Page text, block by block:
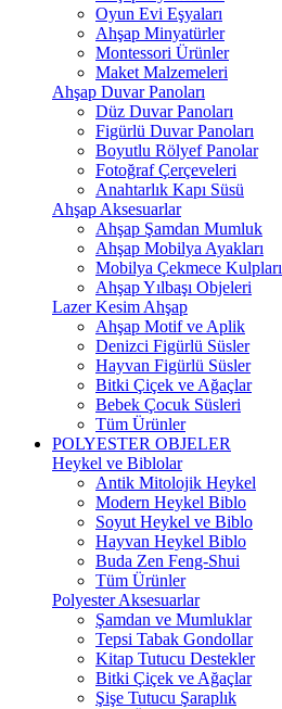
Oyun Evi Eşyaları
Ahşap Minyatürler
Montessori Ürünler
Maket Malzemeleri
Ahşap Duvar Panoları
Düz Duvar Panoları
Figürlü Duvar Panoları
Boyutlu Rölyef Panolar
Fotoğraf Çerçeveleri
Anahtarlık Kapı Süsü
Ahşap Aksesuarlar
Ahşap Şamdan Mumluk
Ahşap Mobilya Ayakları
Mobilya Çekmece Kulpları
Ahşap Yılbaşı Objeleri
Lazer Kesim Ahşap
Ahşap Motif ve Aplik
Denizci Figürlü Süsler
Hayvan Figürlü Süsler
Bitki Çiçek ve Ağaçlar
Bebek Çocuk Süsleri
Tüm Ürünler
POLYESTER OBJELER
Heykel ve Biblolar
Antik Mitolojik Heykel
Modern Heykel Biblo
Soyut Heykel ve Biblo
Hayvan Heykel Biblo
Buda Zen Feng-Shui
Tüm Ürünler
Polyester Aksesuarlar
Şamdan ve Mumluklar
Tepsi Tabak Gondollar
Kitap Tutucu Destekler
Bitki Çiçek ve Ağaçlar
Şişe Tutucu Şaraplık